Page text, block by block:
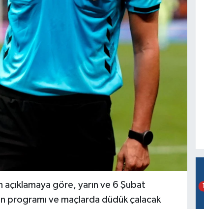
göre, yarın ve 6 Şubat
programı ve maçlarda düdük çalacak
1